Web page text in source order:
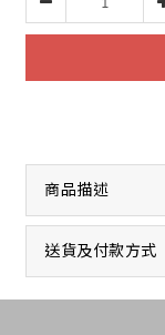
商品描述
送貨及付款方式